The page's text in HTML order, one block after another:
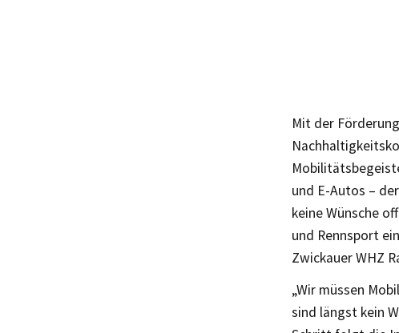
Mit der
und E-Autos –
keine Wünsche
und Rennsport
Zwickauer WHZ
„Wir müssen
sind längst kein